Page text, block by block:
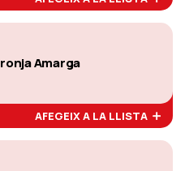
Amarga
AFEGEIX A LA LLISTA